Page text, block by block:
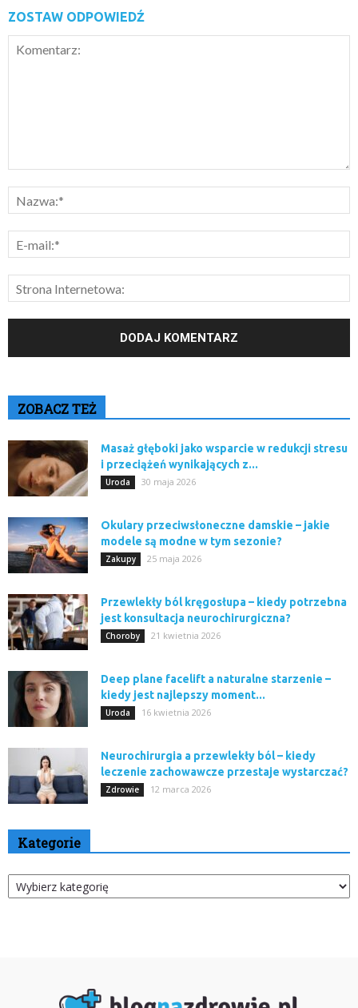
ZOSTAW ODPOWIEDŹ
ZOBACZ TEŻ
Masaż głęboki jako wsparcie w redukcji stresu
i przeciążeń wynikających z...
Uroda 30 maja 2026
Okulary przeciwsłoneczne damskie – jakie
modele są modne w tym sezonie?
Zakupy 25 maja 2026
Przewlekły ból kręgosłupa – kiedy potrzebna
jest konsultacja neurochirurgiczna?
Choroby 21 kwietnia 2026
Deep plane facelift a naturalne starzenie –
kiedy jest najlepszy moment...
Uroda 16 kwietnia 2026
Neurochirurgia a przewlekły ból – kiedy
leczenie zachowawcze przestaje wystarczać?
Zdrowie 12 marca 2026
Kategorie
Kategorie